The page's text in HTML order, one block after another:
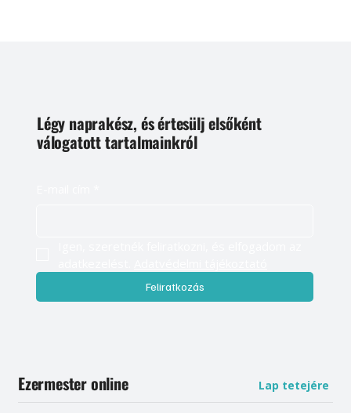
Légy naprakész, és értesülj elsőként
válogatott tartalmainkról
Feliratkozás
Ezermester online Lap tetejére